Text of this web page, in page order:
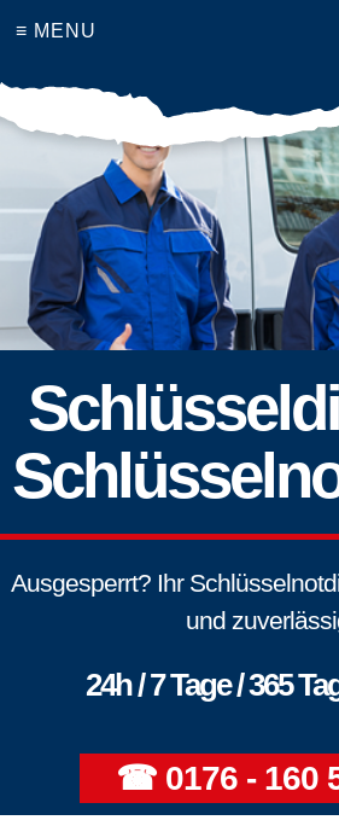
≡ MENU
Ausgesperrt? Ihr
und
24h / 7 Tage / 365
☎ 0176 - 160